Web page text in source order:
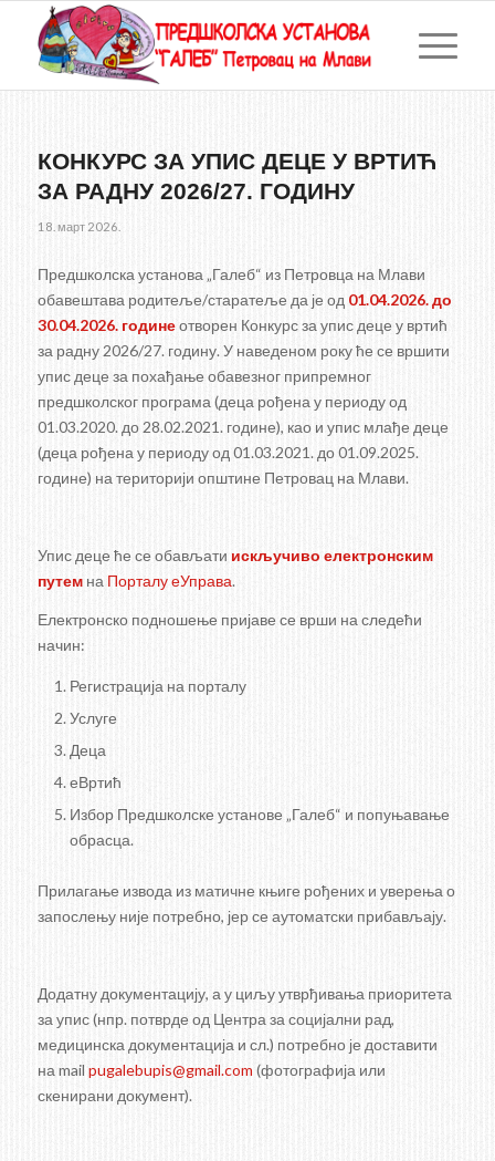
КОНКУРС ЗА УПИС ДЕЦЕ У ВРТИЋ
ЗА РАДНУ 2026/27. ГОДИНУ
18. март 2026.
Предшколска установа „Галеб“ из Петровца на Млави
обавештава родитеље/старатеље да је од 01.04.2026. до
30.04.2026. годинеотворен Конкурс за упис деце у вртић
за радну 2026/27. годину. У наведеном року ће се вршити
упис деце за похађање обавезног припремног
предшколског програма (деца рођена у периоду од
01.03.2020. до 28.02.2021. године), као и упис млађе деце
(деца рођена у периоду од 01.03.2021. до 01.09.2025.
године) на територији општине Петровац на Млави.
Упис деце ће се обављати искључиво електронским
путемна Порталу еУправа.
Електронско подношење пријаве се врши на следећи
начин:
Регистрација на порталу
Услуге
Деца
еВртић
Избор Предшколске установе „Галеб“ и попуњавање
обрасца.
Прилагање извода из матичне књиге рођених и уверења о
запослењу није потребно, јер се аутоматски прибављају.
Додатну документацију, а у циљу утврђивања приоритета
за упис (нпр. потврде од Центра за социјални рад,
медицинска документација и сл.) потребно је доставити
на mail pugalebupis@gmail.com (фотографија или
скенирани документ).